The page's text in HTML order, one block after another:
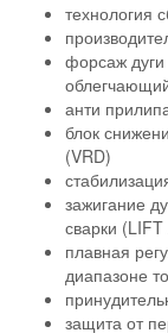
технология
форсаж
анти
блок
(VRD)
зажигание
сварки (LIFT
плавная
диапазоне
защита от